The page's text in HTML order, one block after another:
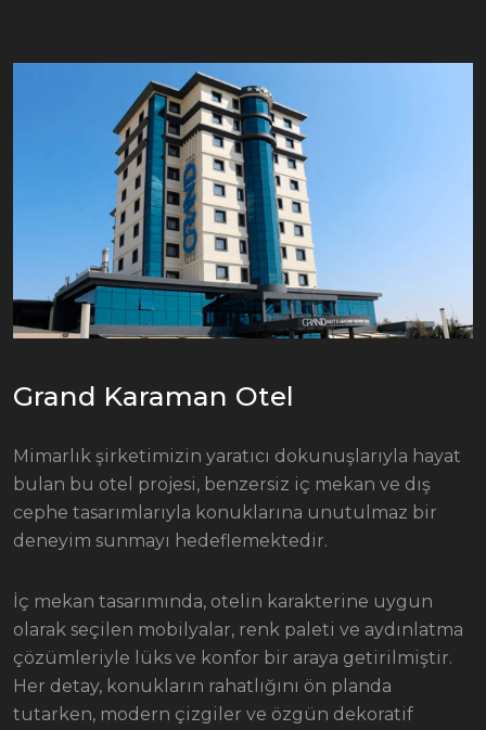
Grand Karaman Otel
Mimarlık şirketimizin yaratıcı dokunuşlarıyla hayat
bulan bu otel projesi, benzersiz iç mekan ve dış
cephe tasarımlarıyla konuklarına unutulmaz bir
deneyim sunmayı hedeflemektedir.
İç mekan tasarımında, otelin karakterine uygun
olarak seçilen mobilyalar, renk paleti ve aydınlatma
çözümleriyle lüks ve konfor bir araya getirilmiştir.
Her detay, konukların rahatlığını ön planda
tutarken, modern çizgiler ve özgün dekoratif